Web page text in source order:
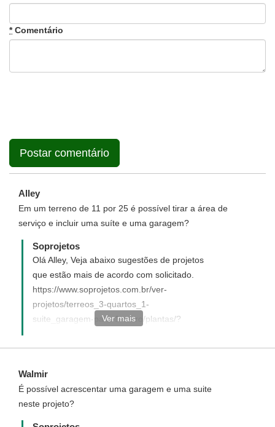
*Comentário
Alley
Em um terreno de 11 por 25 é possível tirar a área de
serviço e incluir uma suíte e uma garagem?
Soprojetos
Olá Alley, Veja abaixo sugestões de projetos
que estão mais de acordo com solicitado.
https://www.soprojetos.com.br/ver-
projetos/terreos_3-quartos_1-
suite_garagem-para-1-carro/plantas/?
Ver mais
Walmir
É possível acrescentar uma garagem e uma suite
neste projeto?